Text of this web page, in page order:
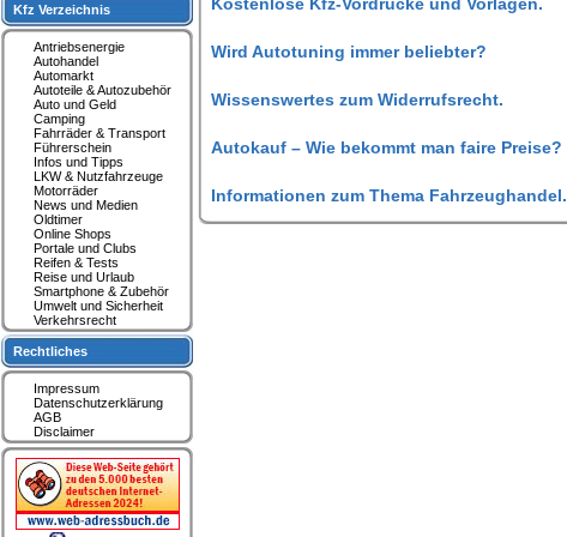
Wird Autotuning immer beliebter?
Wissenswertes zum Widerrufsrecht.
Autokauf – Wie bekommt man faire Preise?
Informationen zum Thema Fahrzeughandel.
Kfz Verzeichnis
Antriebsenergie
Autohandel
Automarkt
Autoteile & Autozubehör
Auto und Geld
Camping
Fahrräder & Transport
Führerschein
Infos und Tipps
LKW & Nutzfahrzeuge
Motorräder
News und Medien
Oldtimer
Online Shops
Portale und Clubs
Reifen & Tests
Reise und Urlaub
Smartphone & Zubehör
Umwelt und Sicherheit
Verkehrsrecht
Rechtliches
Impressum
Datenschutzerklärung
AGB
Disclaimer